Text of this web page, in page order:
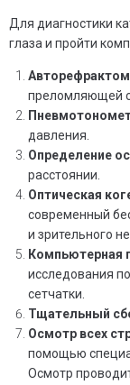
Для диагностики
глаза и пройти
преломляющей
давления.
Определение
расстоянии.
Оптическая
современный
и зрительного
Компьютерная
исследования
сетчатки.
Тщательный
Осмотр всех
помощью
Осмотр